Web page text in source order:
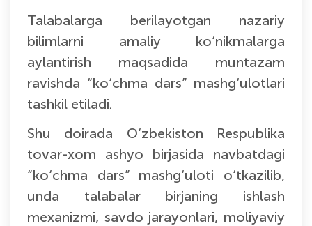
Talabalarga berilayotgan nazariy
bilimlarni amaliy ko‘nikmalarga
aylantirish maqsadida muntazam
ravishda “ko‘chma dars” mashg‘ulotlari
tashkil etiladi.
Shu doirada O‘zbekiston Respublika
tovar-xom ashyo birjasida navbatdagi
“ko‘chma dars” mashg‘uloti o‘tkazilib,
unda talabalar birjaning ishlash
mexanizmi, savdo jarayonlari, moliyaviy